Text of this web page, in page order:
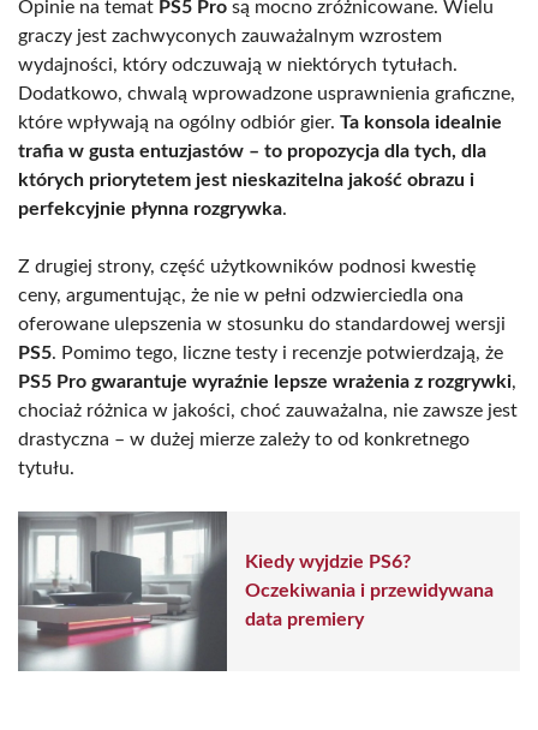
Opinie na temat PS5 Pro są mocno zróżnicowane. Wielu
graczy jest zachwyconych zauważalnym wzrostem
wydajności, który odczuwają w niektórych tytułach.
Dodatkowo, chwalą wprowadzone usprawnienia graficzne,
które wpływają na ogólny odbiór gier. Ta konsola idealnie
trafia w gusta entuzjastów – to propozycja dla tych, dla
których priorytetem jest nieskazitelna jakość obrazu i
perfekcyjnie płynna rozgrywka.
Z drugiej strony, część użytkowników podnosi kwestię
ceny, argumentując, że nie w pełni odzwierciedla ona
oferowane ulepszenia w stosunku do standardowej wersji
PS5. Pomimo tego, liczne testy i recenzje potwierdzają, że
PS5 Pro gwarantuje wyraźnie lepsze wrażenia z rozgrywki,
chociaż różnica w jakości, choć zauważalna, nie zawsze jest
drastyczna – w dużej mierze zależy to od konkretnego
tytułu.
Kiedy wyjdzie PS6?
Oczekiwania i przewidywana
data premiery